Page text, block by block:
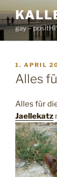
Inhalt
springen
gay –
AM
1. APRIL
Alles
Alles für
Jaellekatz